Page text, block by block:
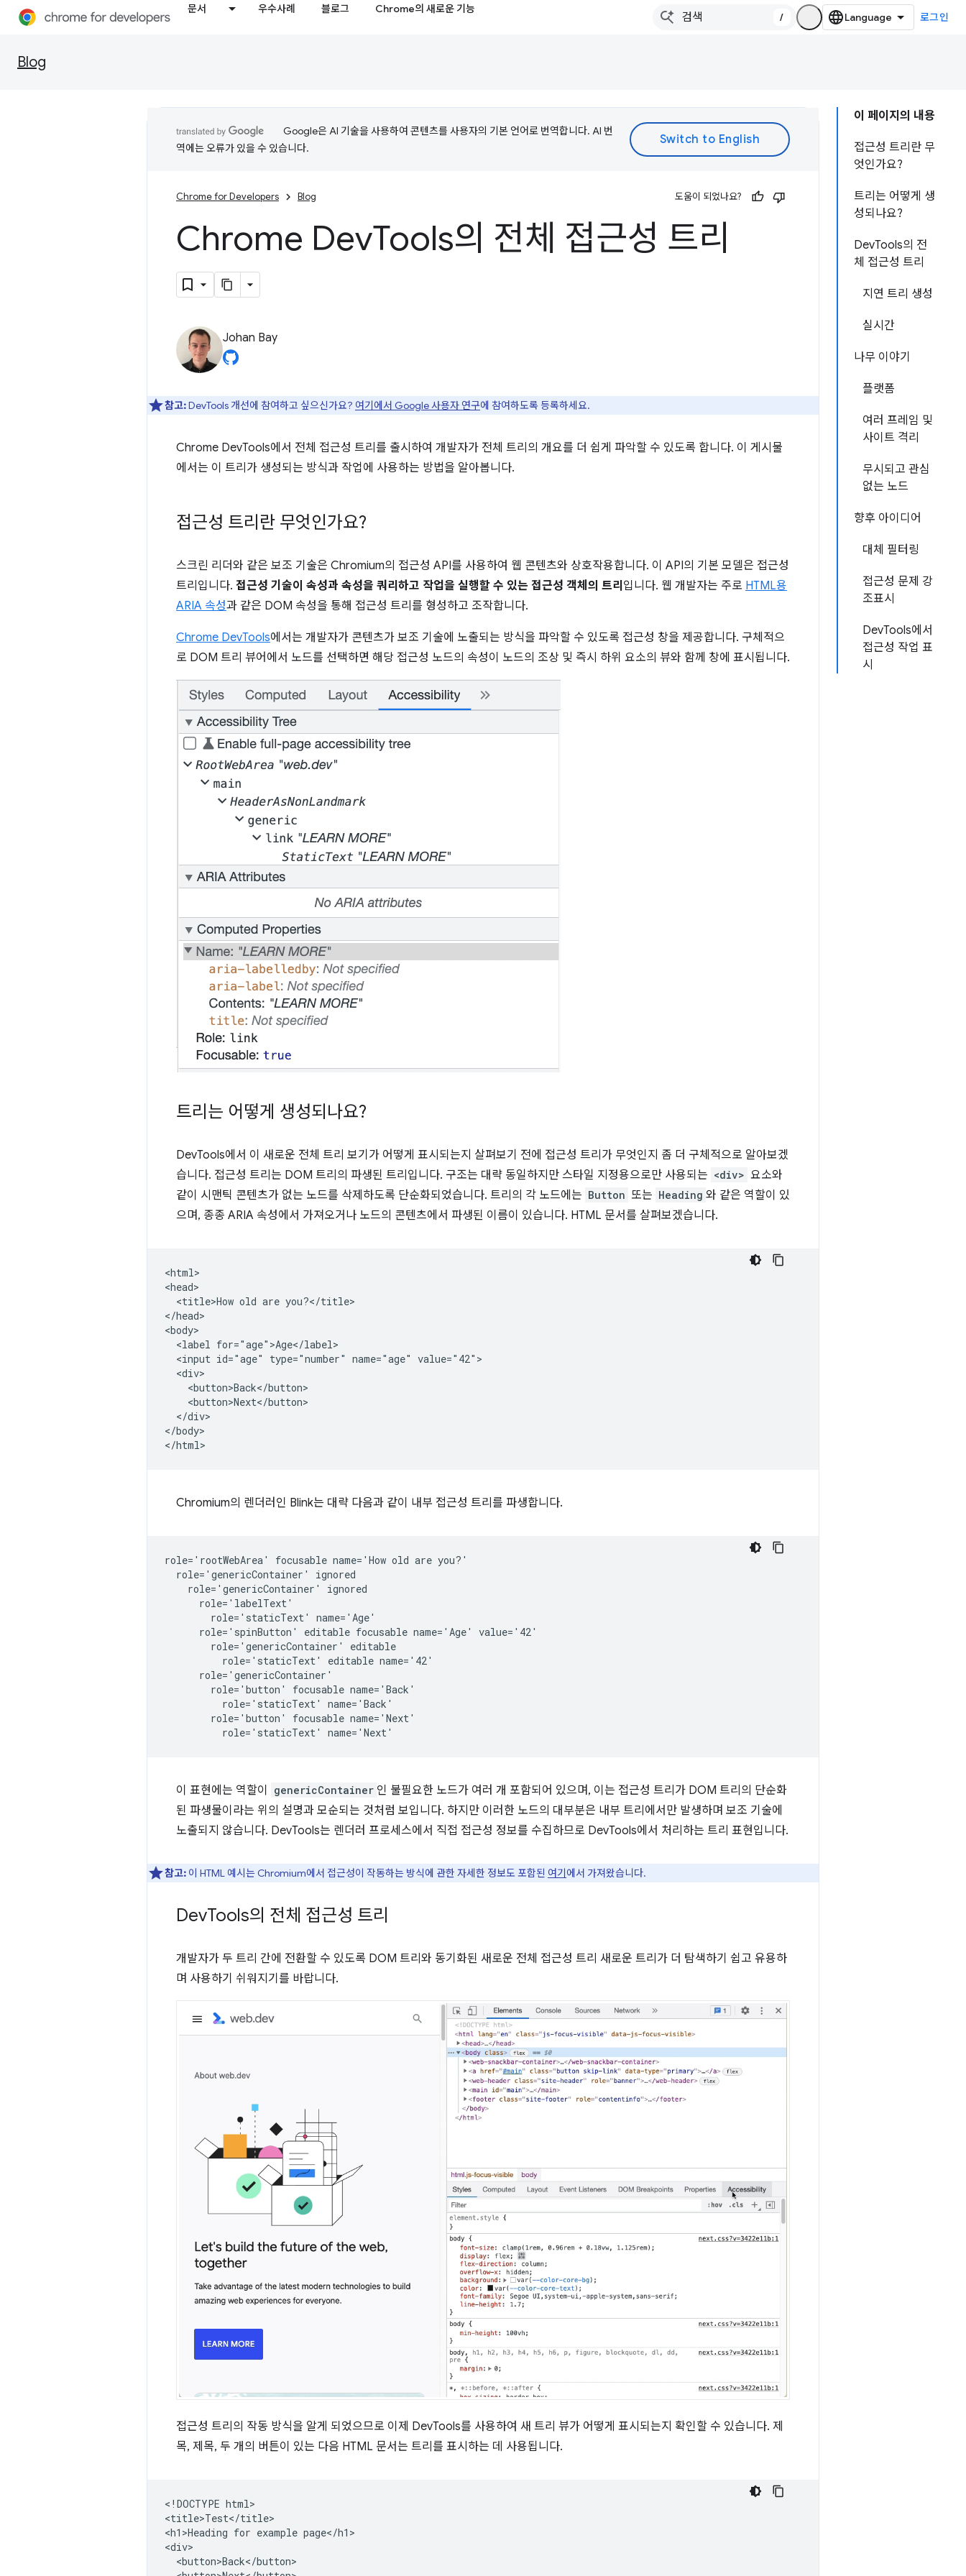
문서 우수사례 블로그 Chrome의 새로운 기능
/ 로그인
Blog
이 페이지의 내용
접근성 트리란 무
엇인가요?
트리는 어떻게 생
성되나요?
DevTools의 전
체 접근성 트리
지연 트리 생성
실시간
나무 이야기
플랫폼
여러 프레임 및
사이트 격리
무시되고 관심
없는 노드
향후 아이디어
대체 필터링
접근성 문제 강
조표시
DevTools에서
접근성 작업 표
시
Google은 AI 기술을 사용하여 콘텐츠를 사용자의 기본 언어로 번역합니다. AI 번
역에는 오류가 있을 수 있습니다.
Chrome for Developers Blog 도움이 되었나요?
Chrome DevTools의 전체 접근성 트리
Johan Bay
참고:DevTools 개선에 참여하고 싶으신가요? 여기에서 Google 사용자 연구에 참여하도록 등록하세요.
Chrome DevTools에서 전체 접근성 트리를 출시하여 개발자가 전체 트리의 개요를 더 쉽게 파악할 수 있도록 합니다. 이 게시물
에서는 이 트리가 생성되는 방식과 작업에 사용하는 방법을 알아봅니다.
접근성 트리란 무엇인가요?
스크린 리더와 같은 보조 기술은 Chromium의 접근성 API를 사용하여 웹 콘텐츠와 상호작용합니다. 이 API의 기본 모델은 접근성
트리입니다. 접근성 기술이 속성과 속성을 쿼리하고 작업을 실행할 수 있는 접근성 객체의 트리 입니다. 웹 개발자는 주로 HTML용
ARIA 속성과 같은 DOM 속성을 통해 접근성 트리를 형성하고 조작합니다.
Chrome DevTools에서는 개발자가 콘텐츠가 보조 기술에 노출되는 방식을 파악할 수 있도록 접근성 창을 제공합니다. 구체적으
로 DOM 트리 뷰어에서 노드를 선택하면 해당 접근성 노드의 속성이 노드의 조상 및 즉시 하위 요소의 뷰와 함께 창에 표시됩니다.
트리는 어떻게 생성되나요?
DevTools에서 이 새로운 전체 트리 보기가 어떻게 표시되는지 살펴보기 전에 접근성 트리가 무엇인지 좀 더 구체적으로 알아보겠
습니다. 접근성 트리는 DOM 트리의 파생된 트리입니다. 구조는 대략 동일하지만 스타일 지정용으로만 사용되는 <div> 요소와
같이 시맨틱 콘텐츠가 없는 노드를 삭제하도록 단순화되었습니다. 트리의 각 노드에는 Button 또는 Heading 와 같은 역할이 있
으며, 종종 ARIA 속성에서 가져오거나 노드의 콘텐츠에서 파생된 이름이 있습니다. HTML 문서를 살펴보겠습니다.
<html>
<head>
  <title>How old are you?</title>
</head>
<body>
  <label for="age">Age</label>
  <input id="age" type="number" name="age" value="42">
  <div>
    <button>Back</button>
    <button>Next</button>
  </div>
</body>
Chromium의 렌더러인 Blink는 대략 다음과 같이 내부 접근성 트리를 파생합니다.
role='rootWebArea' focusable name='How old are you?'
  role='genericContainer' ignored
    role='genericContainer' ignored
      role='labelText'
        role='staticText' name='Age'
      role='spinButton' editable focusable name='Age' value='42'
        role='genericContainer' editable
          role='staticText' editable name='42'
      role='genericContainer'
        role='button' focusable name='Back'
          role='staticText' name='Back'
        role='button' focusable name='Next'
이 표현에는 역할이 genericContainer 인 불필요한 노드가 여러 개 포함되어 있으며, 이는 접근성 트리가 DOM 트리의 단순화
된 파생물이라는 위의 설명과 모순되는 것처럼 보입니다. 하지만 이러한 노드의 대부분은 내부 트리에서만 발생하며 보조 기술에
노출되지 않습니다. DevTools는 렌더러 프로세스에서 직접 접근성 정보를 수집하므로 DevTools에서 처리하는 트리 표현입니다.
참고: 이 HTML 예시는 Chromium에서 접근성이 작동하는 방식에 관한 자세한 정보도 포함된 여기에서 가져왔습니다.
DevTools의 전체 접근성 트리
개발자가 두 트리 간에 전환할 수 있도록 DOM 트리와 동기화된 새로운 전체 접근성 트리 새로운 트리가 더 탐색하기 쉽고 유용하
며 사용하기 쉬워지기를 바랍니다.
접근성 트리의 작동 방식을 알게 되었으므로 이제 DevTools를 사용하여 새 트리 뷰가 어떻게 표시되는지 확인할 수 있습니다. 제
목, 제목, 두 개의 버튼이 있는 다음 HTML 문서는 트리를 표시하는 데 사용됩니다.
<!DOCTYPE html>
<title>Test</title>
<h1>Heading for example page</h1>
<div>
  <button>Back</button>